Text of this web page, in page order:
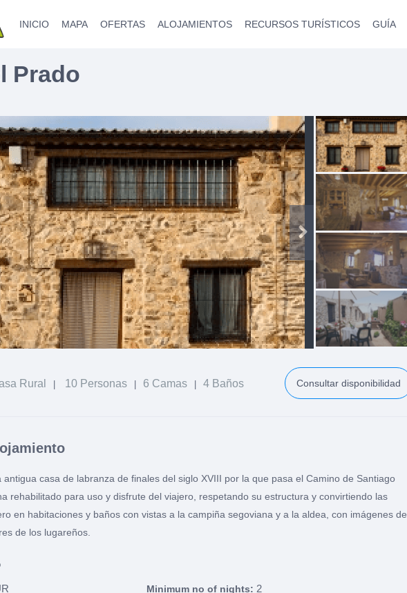
INICIO MAPA OFERTAS ALOJAMIENTOS RECURSOS TURÍSTICOS GUÍA
Prado
Rural 10 Personas 6 Camas 4 Baños Consultar disponibilidad
antigua casa de labranza de finales del siglo XVIII por la que pasa el Camino de Santiago
rehabilitado para uso y disfrute del viajero, respetando su estructura y convirtiendo las
en habitaciones y baños con vistas a la campiña segoviana y a la aldea, con imágenes de
de los lugareños.
Minimum no of nights: 2